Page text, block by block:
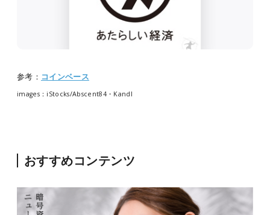
参考： コインベース
images：iStocks/Abscent84・Kandl
おすすめコンテンツ